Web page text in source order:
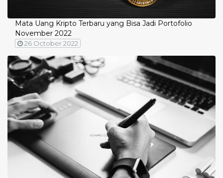
Mata Uang Kripto Terbaru yang Bisa Jadi Portofolio
November 2022
26 October 2022